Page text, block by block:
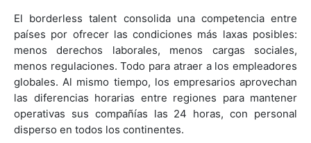
El borderless talent consolida una competencia entre
países por ofrecer las condiciones más laxas posibles:
menos derechos laborales, menos cargas sociales,
menos regulaciones. Todo para atraer a los empleadores
globales. Al mismo tiempo, los empresarios aprovechan
las diferencias horarias entre regiones para mantener
operativas sus compañías las 24 horas, con personal
disperso en todos los continentes.